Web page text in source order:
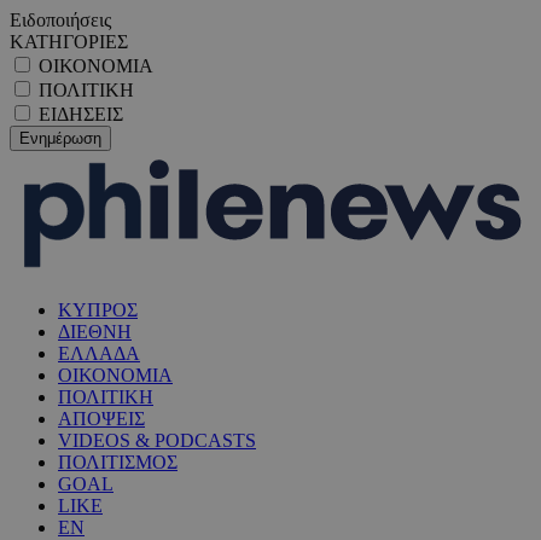
Ειδοποιήσεις
ΚΑΤΗΓΟΡΙΕΣ
ΟΙΚΟΝΟΜΙΑ
ΠΟΛΙΤΙΚΗ
ΕΙΔΗΣΕΙΣ
ΚΥΠΡΟΣ
ΔΙΕΘΝΗ
ΕΛΛΑΔΑ
ΟΙΚΟΝΟΜΙΑ
ΠΟΛΙΤΙΚΗ
ΑΠΟΨΕΙΣ
VIDEOS & PODCASTS
ΠΟΛΙΤΙΣΜΟΣ
GOAL
LIKE
EN